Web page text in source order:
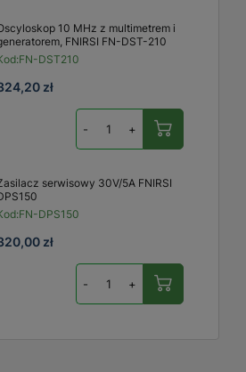
10 MHz z multimetrem i
FNIRSI FN-DST-210
FN-DST210
zł
- +
serwisowy 30V/5A FNIRSI
FN-DPS150
zł
- +